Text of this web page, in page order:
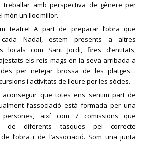
treballar amb perspectiva de gènere per
món un lloc millor.
teatre! A part de preparar l’obra que
cada Nadal, estem presents a altres
locals com Sant Jordi, fires d’entitats,
els reis mags en la seva arribada a
per netejar brossa de les platges…
i activitats de lleure per les sòcies.
aconseguir que totes ens sentim part de
l’associació està formada per una
així com 7 comissions que
de diferents tasques pel correcte
l’obra i de l’associació. Som una junta